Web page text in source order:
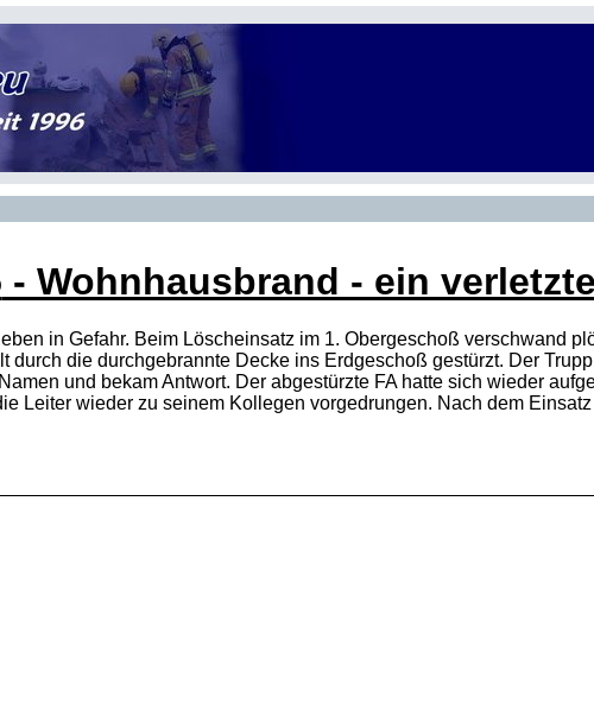
- Wohnhausbrand - ein
in Gefahr. Beim Löscheinsatz im 1. Obergeschoß verschwand
durch die durchgebrannte Decke ins Erdgeschoß gestürzt. Der
und bekam Antwort. Der abgestürzte FA hatte sich wieder
Leiter wieder zu seinem Kollegen vorgedrungen. Nach dem